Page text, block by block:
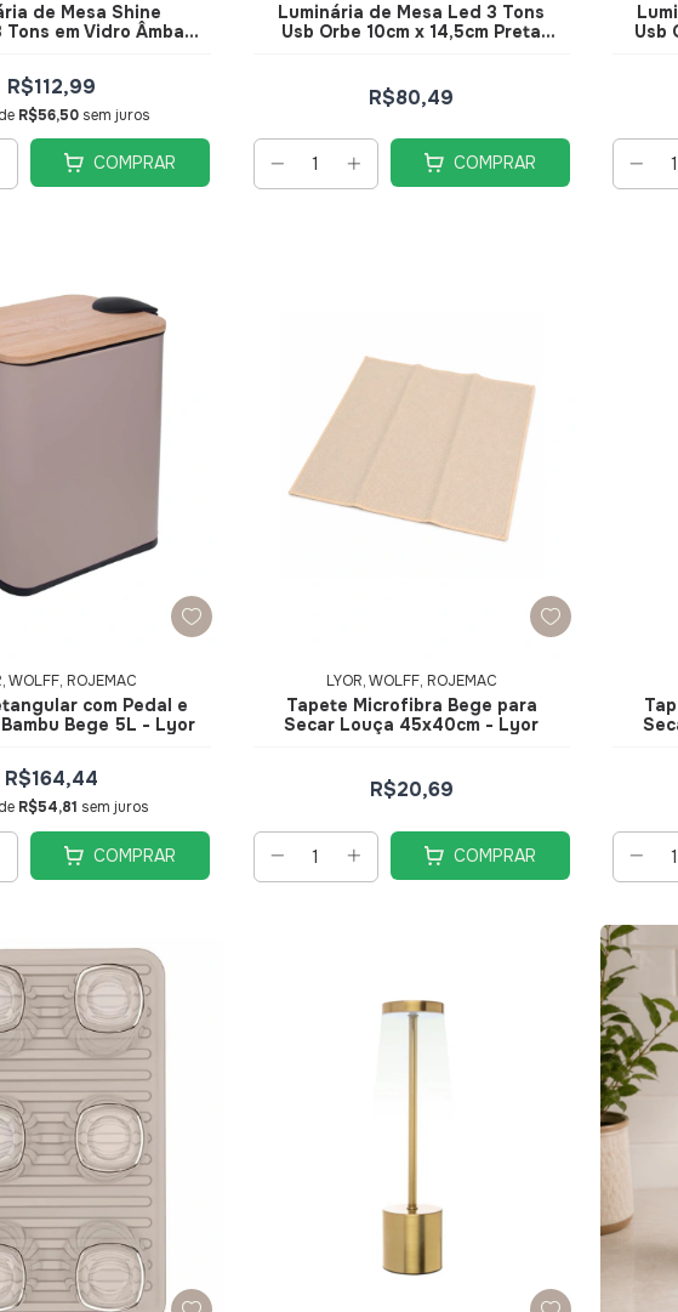
de Mesa Shine
em Vidro Âmbar
R$112,99
R$56,50 sem juros
COMPRAR
Luminária de Mesa Led 3 Tons
Usb Orbe 10cm x 14,5cm Preta
R$80,49
COMPRAR
Usb
WOLFF, ROJEMAC
com Pedal e
Bege 5L - Lyor
R$164,44
R$54,81 sem juros
COMPRAR
LYOR, WOLFF, ROJEMAC
Tapete Microfibra Bege para
Secar Louça 45x40cm - Lyor
R$20,69
COMPRAR